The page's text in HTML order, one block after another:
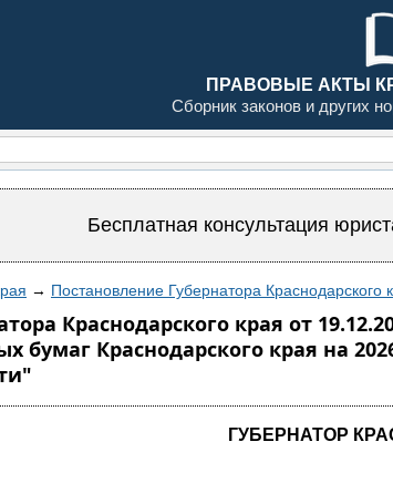
ПРАВОВЫЕ АКТЫ
Сборник законов и других
Бесплатная консультация
→ Постановление Губернатора Краснодарского
Краснодарского края от
бумаг Краснодарского края на
ГУБЕРНАТОР